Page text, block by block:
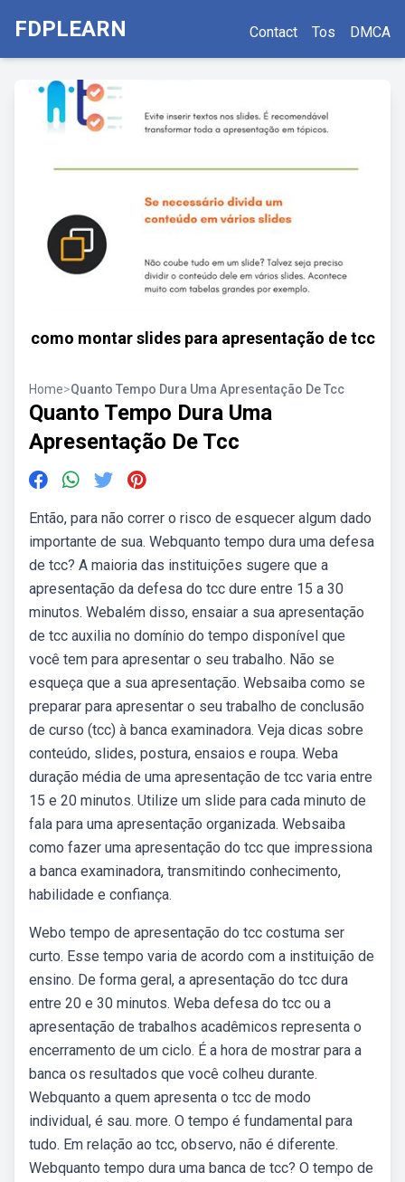
FDPLEARN Contact Tos DMCA
como montar slides para apresentação de tcc
Home>Quanto Tempo Dura Uma Apresentação De Tcc
Quanto Tempo Dura Uma
Apresentação De Tcc
Então, para não correr o risco de esquecer algum dado
importante de sua. Webquanto tempo dura uma defesa
de tcc? A maioria das instituições sugere que a
apresentação da defesa do tcc dure entre 15 a 30
minutos. Webalém disso, ensaiar a sua apresentação
de tcc auxilia no domínio do tempo disponível que
você tem para apresentar o seu trabalho. Não se
esqueça que a sua apresentação. Websaiba como se
preparar para apresentar o seu trabalho de conclusão
de curso (tcc) à banca examinadora. Veja dicas sobre
conteúdo, slides, postura, ensaios e roupa. Weba
duração média de uma apresentação de tcc varia entre
15 e 20 minutos. Utilize um slide para cada minuto de
fala para uma apresentação organizada. Websaiba
como fazer uma apresentação do tcc que impressiona
a banca examinadora, transmitindo conhecimento,
habilidade e confiança.
Webo tempo de apresentação do tcc costuma ser
curto. Esse tempo varia de acordo com a instituição de
ensino. De forma geral, a apresentação do tcc dura
entre 20 e 30 minutos. Weba defesa do tcc ou a
apresentação de trabalhos acadêmicos representa o
encerramento de um ciclo. É a hora de mostrar para a
banca os resultados que você colheu durante.
Webquanto a quem apresenta o tcc de modo
individual, é sau. more. O tempo é fundamental para
tudo. Em relação ao tcc, observo, não é diferente.
Webquanto tempo dura uma banca de tcc? O tempo de